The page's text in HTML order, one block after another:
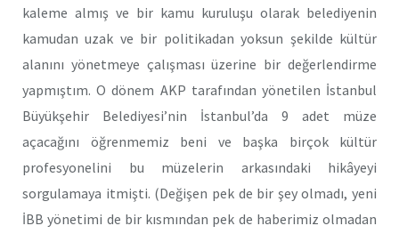
kaleme almış ve bir kamu kuruluşu olarak belediyenin
kamudan uzak ve bir politikadan yoksun şekilde kültür
alanını yönetmeye çalışması üzerine bir değerlendirme
yapmıştım. O dönem AKP tarafından yönetilen İstanbul
Büyükşehir Belediyesi’nin İstanbul’da 9 adet müze
açacağını öğrenmemiz beni ve başka birçok kültür
profesyonelini bu müzelerin arkasındaki hikâyeyi
sorgulamaya itmişti. (Değişen pek de bir şey olmadı, yeni
İBB yönetimi de bir kısmından pek de haberimiz olmadan